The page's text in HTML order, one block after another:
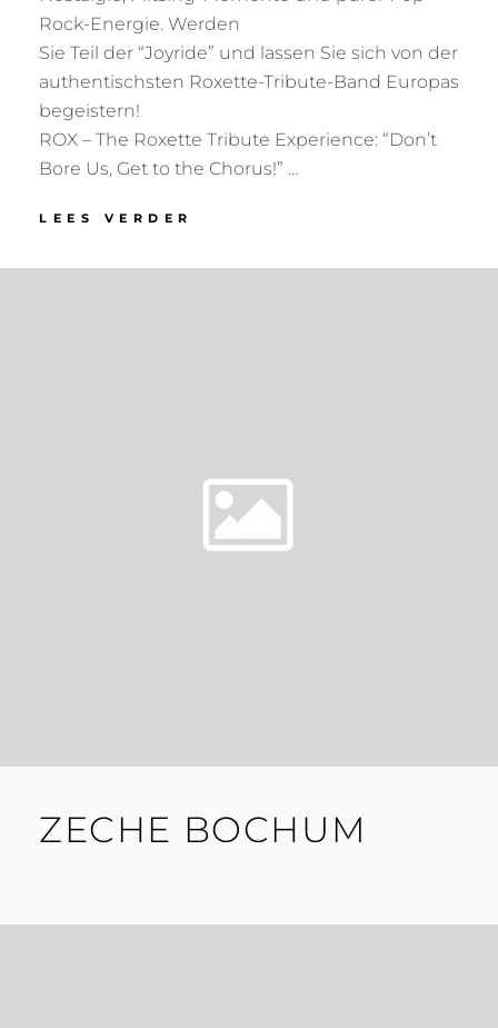
Rock-Energie. Werden
Sie Teil der “Joyride” und lassen Sie sich von der
authentischsten Roxette-Tribute-Band Europas
begeistern!
ROX – The Roxette Tribute Experience: “Don’t
Bore Us, Get to the Chorus!” …
LEES VERDER
ZECHE BOCHUM